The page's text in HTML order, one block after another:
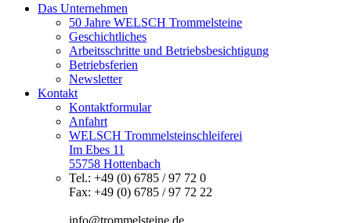
Das Unternehmen
50 Jahre WELSCH Trommelsteine
Geschichtliches
Arbeitsschritte und Betriebsbesichtigung
Betriebsferien
Newsletter
Kontakt
Kontaktformular
Anfahrt
WELSCH Trommelsteinschleiferei
Im Ebes 11
55758 Hottenbach
Tel.: +49 (0) 6785 / 97 72 0
Fax: +49 (0) 6785 / 97 72 22
info@trommelsteine.de